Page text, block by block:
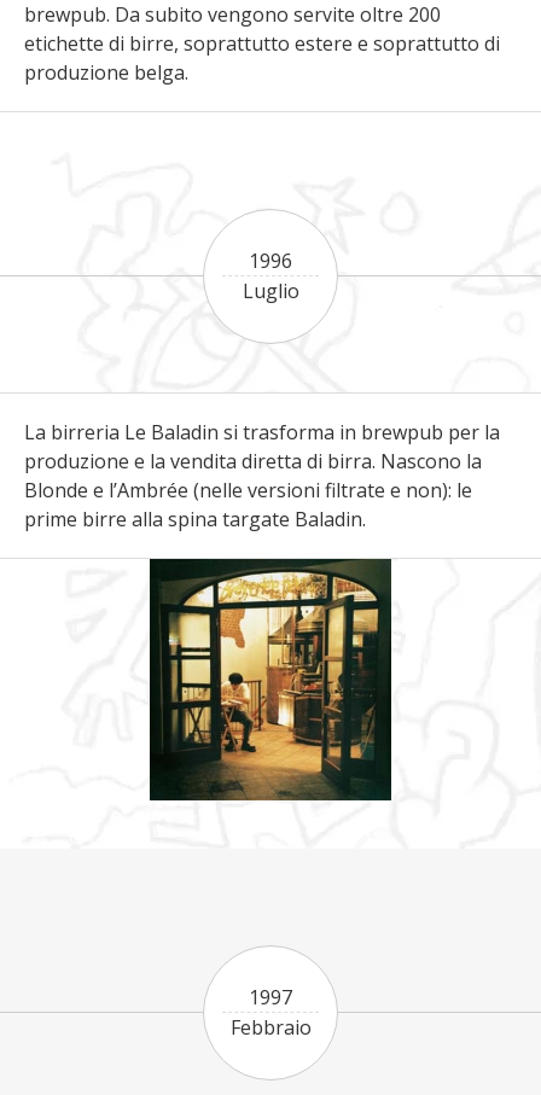
brewpub. Da subito vengono servite oltre 200
etichette di birre, soprattutto estere e soprattutto di
produzione belga.
1996
Luglio
La birreria Le Baladin si trasforma in brewpub per la
produzione e la vendita diretta di birra. Nascono la
Blonde e l’Ambrée (nelle versioni filtrate e non): le
prime birre alla spina targate Baladin.
1997
Febbraio